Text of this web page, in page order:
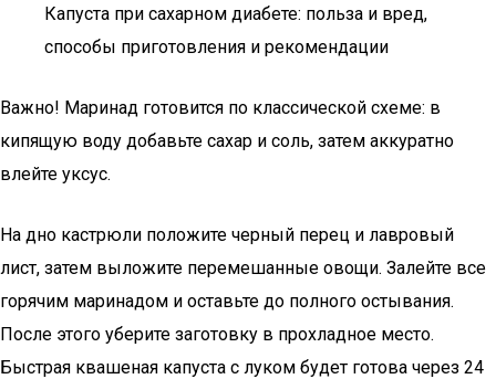
Капуста при сахарном диабете: польза и вред,
способы приготовления и рекомендации
Важно! Маринад готовится по классической схеме: в
кипящую воду добавьте сахар и соль, затем аккуратно
влейте уксус.
На дно кастрюли положите черный перец и лавровый
лист, затем выложите перемешанные овощи. Залейте все
горячим маринадом и оставьте до полного остывания.
После этого уберите заготовку в прохладное место.
Быстрая квашеная капуста с луком будет готова через 24